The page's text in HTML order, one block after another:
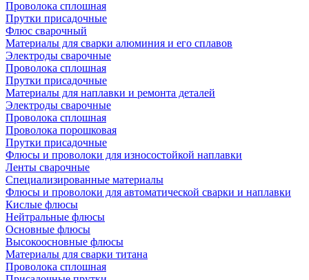
Проволока сплошная
Прутки присадочные
Флюс сварочный
Материалы для сварки алюминия и его сплавов
Электроды сварочные
Проволока сплошная
Прутки присадочные
Материалы для наплавки и ремонта деталей
Электроды сварочные
Проволока сплошная
Проволока порошковая
Прутки присадочные
Флюсы и проволоки для износостойкой наплавки
Ленты сварочные
Специализированные материалы
Флюсы и проволоки для автоматической сварки и наплавки
Кислые флюсы
Нейтральные флюсы
Основные флюсы
Высокоосновные флюсы
Материалы для сварки титана
Проволока сплошная